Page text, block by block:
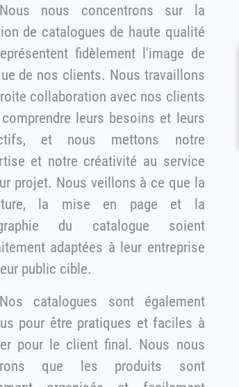
Nous nous concentrons sur la
de catalogues de haute qualité
de nos clients. Nous travaillons
collaboration avec nos clients
et nous mettons notre
et notre créativité au service
Nous veillons à ce que la
la mise en page et la
du catalogue soient
adaptées à leur entreprise
et à leur public cible.
Nos catalogues sont également
pour être pratiques et faciles à
nous
que les produits sont